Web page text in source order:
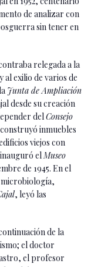
de analizar con
sin tener en
relegada a la
al exilio de varios de
Junta de Ampliación
desde su creación
delConsejo
inmuebles
viejos con
inauguró elMuseo
de 1945. En el
microbiología,
, leyó las
de la
el doctor
el profesor